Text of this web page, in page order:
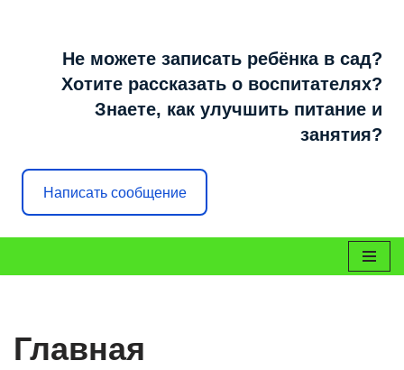
Не можете записать ребёнка в сад?
Хотите рассказать о воспитателях?
Знаете, как улучшить питание и
занятия?
Написать сообщение
Главная